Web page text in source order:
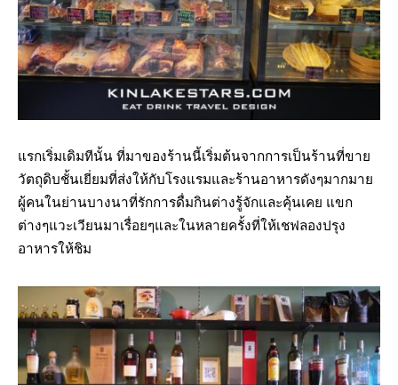
แรกเริ่มเดิมทีนั้น ที่มาของร้านนี้เริ่มต้นจากการเป็นร้านที่ขาย
วัตถุดิบชั้นเยี่ยมที่ส่งให้กับโรงแรมและร้านอาหารดังๆมากมาย
ผู้คนในย่านบางนาที่รักการดื่มกินต่างรู้จักและคุ้นเคย แขก
ต่างๆแวะเวียนมาเรื่อยๆและในหลายครั้งที่ให้เชฟลองปรุง
อาหารให้ชิม